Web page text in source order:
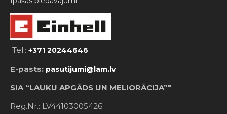
Tel.: +371 20244646
E-pasts: pasutijumi@lam.lv
SIA “LAUKU APGĀDS UN MELIORĀCIJA”"
Reg.Nr.: LV44103005426